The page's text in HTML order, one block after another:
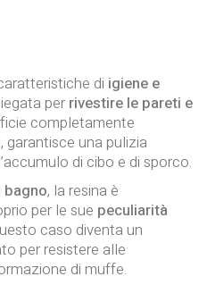
di igiene e
perrivestire le pareti e
completamente
una pulizia
di cibo e di sporco.
bagno, la resina è
per le sue peculiarità
caso diventa un
per resistere alle
di muffe.